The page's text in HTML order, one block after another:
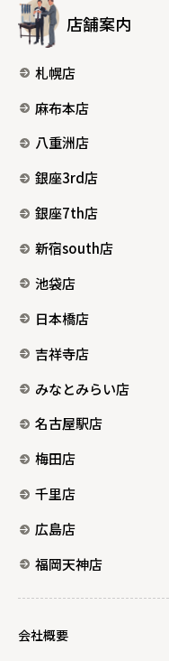
店舗案内
札幌店
麻布本店
八重洲店
銀座3rd店
銀座7th店
新宿south店
池袋店
日本橋店
吉祥寺店
みなとみらい店
名古屋駅店
梅田店
千里店
広島店
福岡天神店
会社概要